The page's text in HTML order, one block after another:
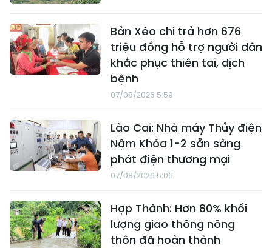
Bản Xèo chi trả hơn 676
triệu đồng hỗ trợ người dân
khắc phục thiên tai, dịch
bệnh
07/08/2026 5:59
Lào Cai: Nhà máy Thủy điện
Nậm Khóa 1-2 sẵn sàng
phát điện thương mại
07/08/2026 5:06
Hợp Thành: Hơn 80% khối
lượng giao thông nông
thôn đã hoàn thành